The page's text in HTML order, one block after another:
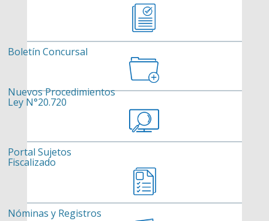
Boletín Concursal
Nuevos Procedimientos
Ley N°20.720
Portal Sujetos
Fiscalizado
Nóminas y Registros